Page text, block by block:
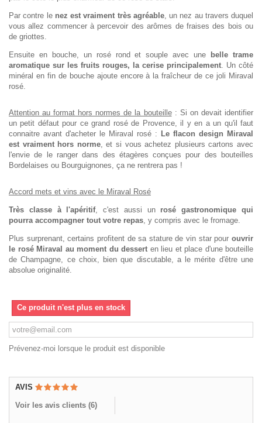
Par contre le nez est vraiment très agréable, un nez au travers duquel
vous allez commencer à percevoir des arômes de fraises des bois ou
de griottes.
Ensuite en bouche, un rosé rond et souple avec une belle trame
aromatique sur les fruits rouges, la cerise principalement . Un côté
minéral en fin de bouche ajoute encore à la fraîcheur de ce joli Miraval
rosé.
Attention au format hors normes de la bouteille: Si on devait identifier
un petit défaut pour ce grand rosé de Provence, il y en a un qu'il faut
connaitre avant d'acheter le Miraval rosé : Le flacon design Miraval
est vraiment hors norme, et si vous achetez plusieurs cartons avec
l'envie de le ranger dans des étagères conçues pour des bouteilles
Bordelaises ou Bourguignones, ça ne rentrera pas !
Accord mets et vins avec le Miraval Rosé
Très classe à l'apéritif, c'est aussi un rosé gastronomique
qui
pourra accompagner tout votre repas , y compris avec le fromage.
Plus surprenant, certains profitent de sa stature de vin star pour ouvrir
le rosé Miraval au moment du dessert en lieu et place d'une bouteille
de Champagne, ce choix, bien que discutable, a le mérite d'être une
absolue originalité.
Ce produit n'est plus en stock
Prévenez-moi lorsque le produit est disponible
AVIS
Voir les avis clients (6)